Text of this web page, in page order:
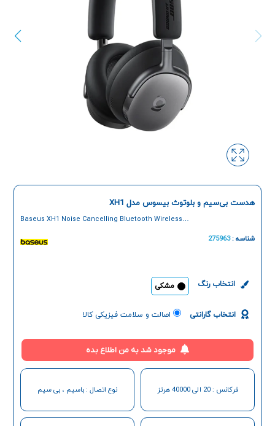
هدست بی‌سیم و بلوتوث بیسوس مدل XH1
Baseus XH1 Noise Cancelling Bluetooth Wireless
شناسه :275963
انتخاب رنگ مشکی
انتخاب گارانتی اصالت و سلامت فیزیکی کالا
موجود شد به من اطلاع بده
فرکانس : 20 الی 40000 هرتز نوع اتصال : باسیم ، بی سیم